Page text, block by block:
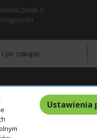
o
po zakupie
Ustawienia